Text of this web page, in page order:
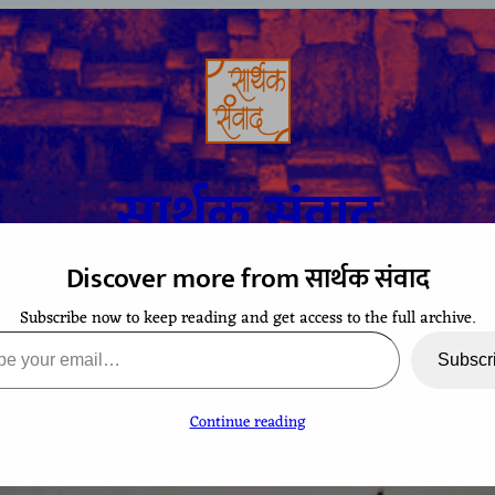
सार्थक संवाद
A space to gaze at the world from Bharatiya perspective
Discover more from सार्थक संवाद
Subscribe now to keep reading and get access to the full archive.
Continue reading